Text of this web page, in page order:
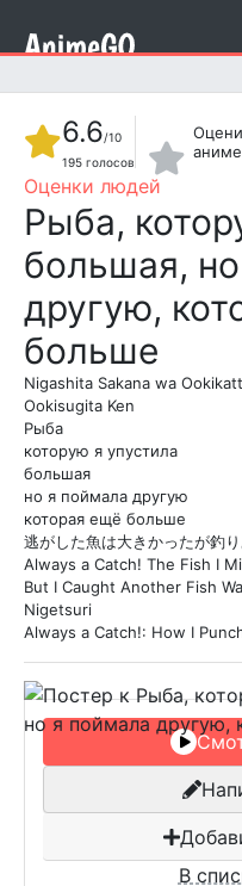
6.6/10
195 голосов
аниме
2 3 4 5 6
Рыба,
большая,
другую,
больше
Nigashita Sakana wa
Ookisugita Ken
Рыба
которую я упустила
большая
но я поймала другую
которая ещё больше
逃がした魚は大きかったが釣
Always a Catch! The Fish I
But I Caught Another Fish
Nigetsuri
Always a Catch!: How I
В